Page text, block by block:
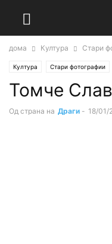
дома Култура Стари
Култура Стари фотографии
Томче
Од страна на Драги - 18/01/